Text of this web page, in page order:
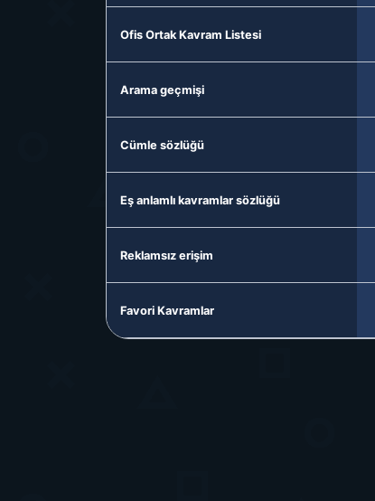
Ofis Ortak Kavram Listesi
Arama geçmişi
Cümle sözlüğü
Eş anlamlı kavramlar sözlüğü
Reklamsız erişim
Favori Kavramlar